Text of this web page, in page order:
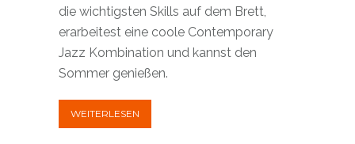
die wichtigsten Skills auf dem Brett,
erarbeitest eine coole Contemporary
Jazz Kombination und kannst den
Sommer genießen.
WEITERLESEN